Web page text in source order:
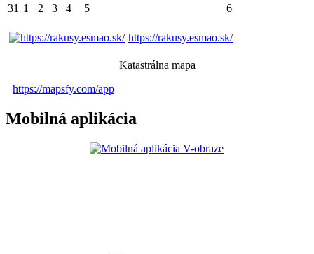
31 1 2 3 4 5 6
https://rakusy.esmao.sk/
Katastrálna mapa
https://mapsfy.com/app
Mobilná aplikácia